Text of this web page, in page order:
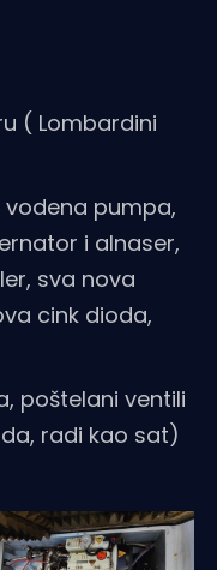
( Lombardini
vodena pumpa,
i alnaser,
sva nova
cink dioda,
poštelani ventili
radi kao sat)